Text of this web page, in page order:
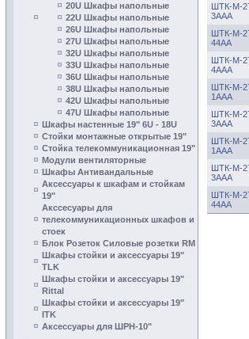
20U Шкафы напольные
22U Шкафы напольные
26U Шкафы напольные
27U Шкафы напольные
32U Шкафы напольные
33U Шкафы напольные
36U Шкафы напольные
38U Шкафы напольные
42U Шкафы напольные
47U Шкафы напольные
Шкафы настенные 19" 6U - 18U
Стойки монтажные открытые 19"
Стойка телекоммуникационная 19"
Модули вентиляторные
Шкафы Антивандальные
Аксессуары к шкафам и стойкам
19"
Акссесуары для
телекоммуникационных шкафов и
cтоек
Блок Розеток Силовые розетки RM
Шкафы стойки и аксесcуары 19"
TLK
Шкафы стойки и аксессуары 19"
Rittal
Шкафы стойки и аксесcуары 19"
ITK
Аксессуары для ШРН-10"
ШТК-М-
3ААА
ШТК-М-
44АА
ШТК-М-
4АAА
ШТК-М-
1ААА
ШТК-М-
3ААА
ШТК-М-
1ААА
ШТК-М-
3ААА
ШТК-М-
44АА